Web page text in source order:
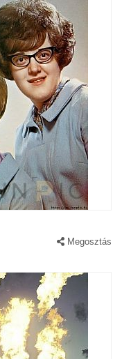
Megosztás